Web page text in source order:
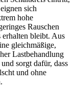
sich
hohe
Rauschen
bleibt. Aus
gleichmäßige,
Lastbehandlung
sorgt dafür, dass
und ohne